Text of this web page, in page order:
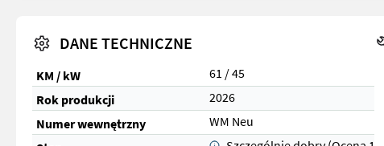
DANE TECHNICZNE
KM / kW
61 / 45
Rok produkcji
2026
Numer wewnętrzny
WM Neu